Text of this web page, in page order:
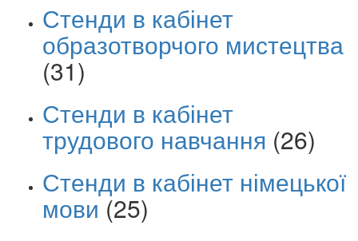
Стенди в кабінет
образотворчого мистецтва
(31)
Стенди в кабінет
трудового навчання (26)
Стенди в кабінет німецької
мови (25)